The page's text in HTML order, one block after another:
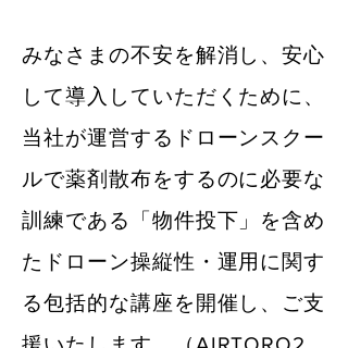
みなさまの不安を解消し、安心
して導入していただくために、
当社が運営するドローンスクー
ルで薬剤散布をするのに必要な
訓練である「物件投下」を​含め
たドローン操縦性・運用に関す
る包括的な講座を開催し、ご支